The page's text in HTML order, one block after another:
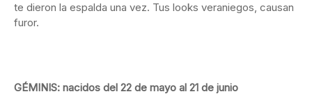
te dieron la espalda una vez. Tus looks veraniegos, causan
furor.
GÉMINIS: nacidos del 22 de mayo al 21 de junio